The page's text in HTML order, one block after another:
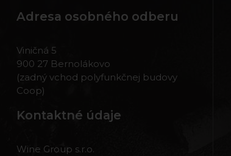
Adresa osobného odberu
Viničná 5
900 27 Bernolákovo
(zadný vchod polyfunkčnej budovy
Coop)
Kontaktné údaje
Wine Group s.r.o.